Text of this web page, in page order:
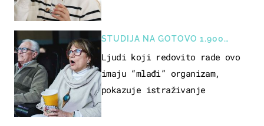
STUDIJA NA GOTOVO 1.900
OSOBA
Ljudi koji redovito rade ovo
imaju “mlađi” organizam,
pokazuje istraživanje